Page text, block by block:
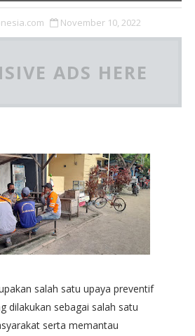
November 10, 2022
ADS HERE
salah satu upaya preventif
dilakukan sebagai salah satu
serta memantau